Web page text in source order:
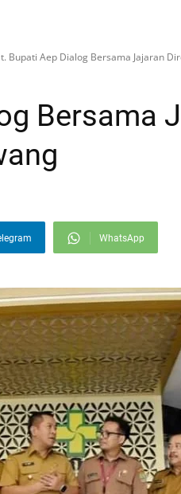
Bupati Aep Dialog Bersama Jajaran
Bersama
WhatsApp